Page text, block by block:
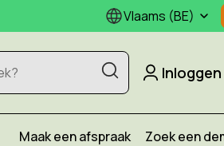
Vlaams (BE)
Inloggen
Maak een afspraak Zoek een